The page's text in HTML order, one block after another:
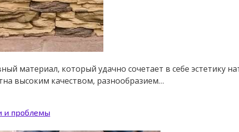
материал, который удачно сочетает в себе эстетику
высоким качеством, разнообразием…
и проблемы